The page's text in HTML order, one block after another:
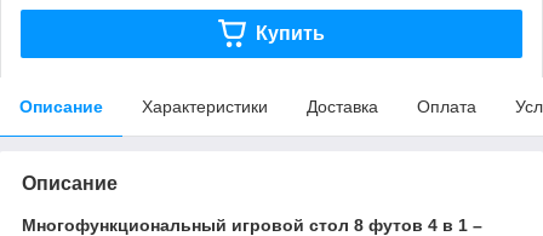
Купить
Описание Характеристики Доставка Оплата
Описание
Многофункциональный игровой стол 8 футов 4 в 1 –